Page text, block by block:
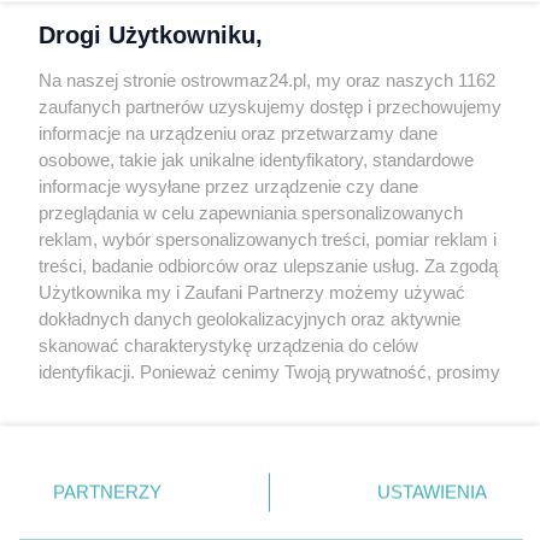
Kontakt
INFORMATOR
Bankomaty
Msze święte
Nocna pomoc lekarska
Taxi
REKLAMA
Banery i artykuły
Reklama wideo
Copyright 2010-2026 OstrowMaz24.pl. Realizacja:PRO-
Współpraca serwis
Drogi Użytkowniku,
Na naszej stronie ostrowmaz24.pl, my oraz naszych 1162
zaufanych partnerów uzyskujemy dostęp i przechowujemy
informacje na urządzeniu oraz przetwarzamy dane
osobowe, takie jak unikalne identyfikatory, standardowe
informacje wysyłane przez urządzenie czy dane
przeglądania w celu zapewniania spersonalizowanych
reklam, wybór spersonalizowanych treści, pomiar reklam i
treści, badanie odbiorców oraz ulepszanie usług. Za zgodą
Użytkownika my i Zaufani Partnerzy możemy używać
dokładnych danych geolokalizacyjnych oraz aktywnie
skanować charakterystykę urządzenia do celów
identyfikacji. Ponieważ cenimy Twoją prywatność, prosimy
prywatności znajdujący się w lewym dolnym rogu strony
. Niektóre rodzaje przetwarzania danych nie wymagają
zgody użytkownika, ale masz prawo sprzeciwić się
PARTNERZY USTAWIENIA